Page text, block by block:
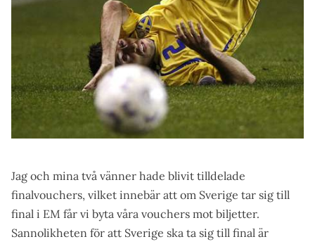
Jag och mina två vänner hade blivit tilldelade
finalvouchers, vilket innebär att om Sverige tar sig till
final i EM får vi byta våra vouchers mot biljetter.
Sannolikheten för att Sverige ska ta sig till final är